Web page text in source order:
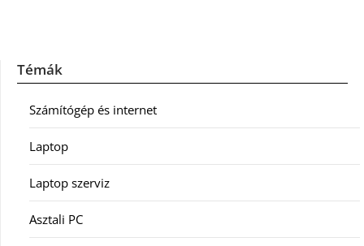
Témák
Számítógép és internet
Laptop
Laptop szerviz
Asztali PC